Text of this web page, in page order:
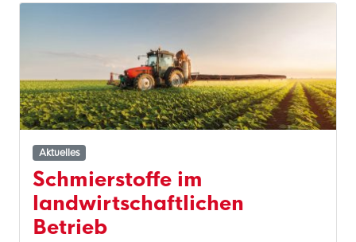
Aktuelles
Schmierstoffe im
landwirtschaftlichen
Betrieb